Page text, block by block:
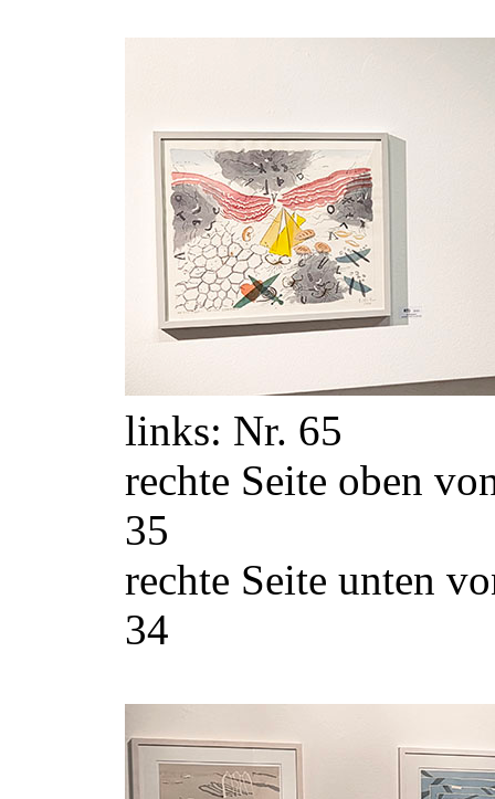
links: Nr. 65
rechte Seite oben
35
rechte Seite unten
34